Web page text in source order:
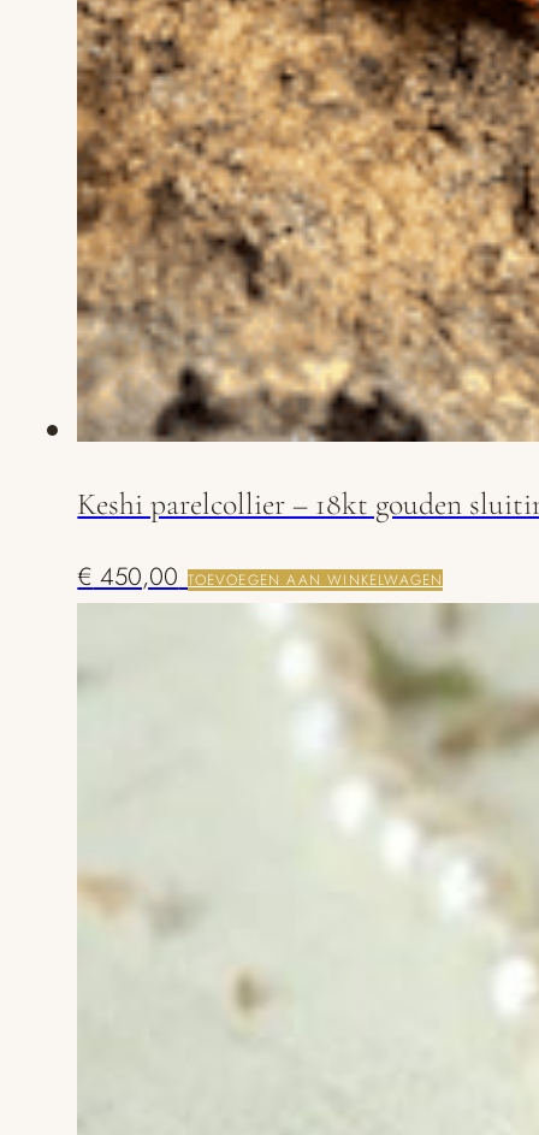
Keshi parelcollier – 18kt gouden
€ 450,00 TOEVOEGEN AAN WINKELWAGEN